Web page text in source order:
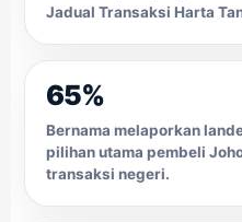
Jadual Transaksi Harta
65%
Bernama melaporkan
pilihan utama pembeli
transaksi negeri.